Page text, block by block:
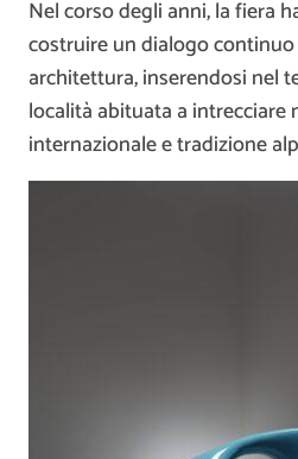
Nel corso degli anni, la fiera
costruire un dialogo
architettura, inserendosi nel
località abituata a intrecciare
internazionale e tradizione